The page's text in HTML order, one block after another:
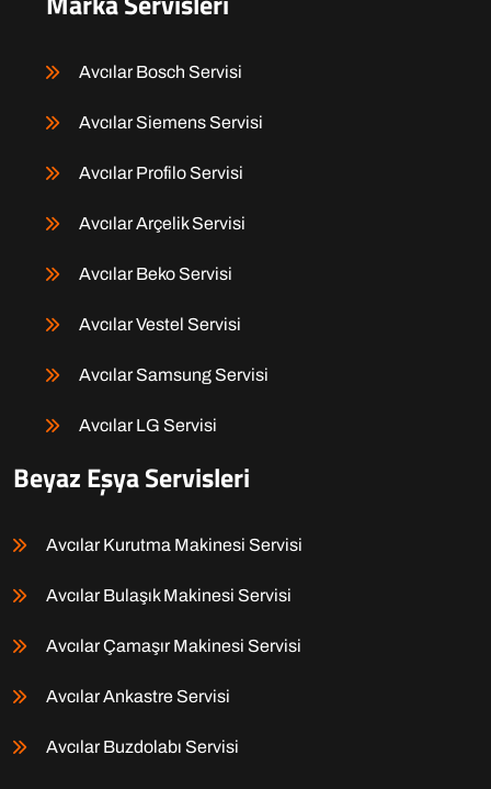
Avcılar Bosch Servisi
Avcılar Siemens Servisi
Avcılar Profilo Servisi
Avcılar Arçelik Servisi
Avcılar Beko Servisi
Avcılar Vestel Servisi
Avcılar Samsung Servisi
Avcılar LG Servisi
Beyaz Eşya Servisleri
Avcılar Kurutma Makinesi Servisi
Avcılar Bulaşık Makinesi Servisi
Avcılar Çamaşır Makinesi Servisi
Avcılar Ankastre Servisi
Avcılar Buzdolabı Servisi